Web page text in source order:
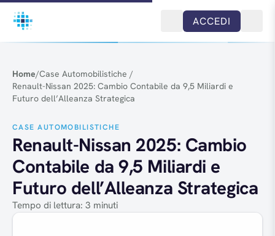
Salta al contenuto
ACCEDI
Home/Case Automobilistiche /
Renault-Nissan 2025: Cambio Contabile da 9,5 Miliardi e
Futuro dell’Alleanza Strategica
CASE AUTOMOBILISTICHE
Renault-Nissan 2025: Cambio
Contabile da 9,5 Miliardi e
Futuro dell’Alleanza Strategica
Tempo di lettura: 3 minuti